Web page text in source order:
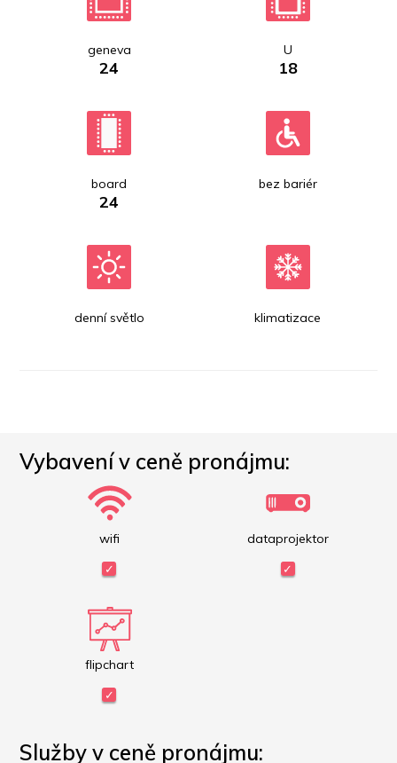
geneva
24
U
18
board
24
bez bariér
denní světlo klimatizace
Vybavení v ceně pronájmu:
wifi dataprojektor
flipchart
Služby v ceně pronájmu: